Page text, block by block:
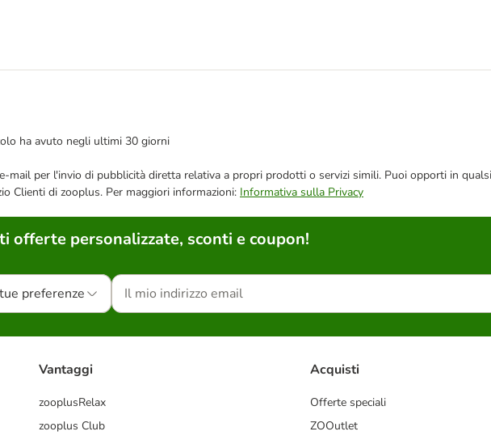
ha avuto negli ultimi 30 giorni
per l'invio di pubblicità diretta relativa a propri prodotti o servizi simili. Puoi opporti in
Clienti di zooplus. Per maggiori informazioni: Informativa sulla Privacy
offerte personalizzate, sconti e coupon!
preferenze
Vantaggi
zooplusRelax
zooplus Club
Acquisti
Offerte speciali
ZOOutlet